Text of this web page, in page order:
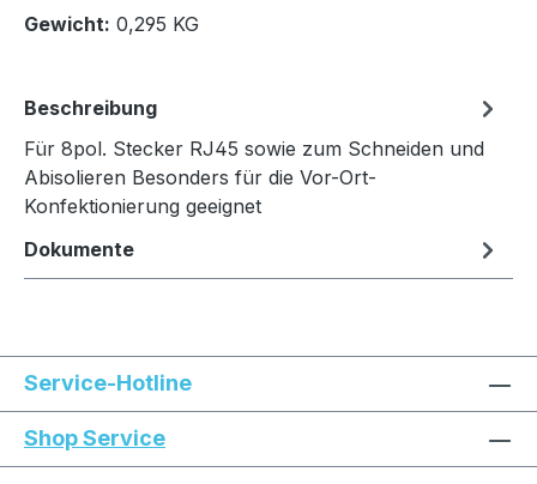
Gewicht: 0,295 KG
Beschreibung
Für 8pol. Stecker RJ45 sowie zum Schneiden und
Abisolieren Besonders für die Vor-Ort-
Konfektionierung geeignet
Dokumente
Service-Hotline
Shop Service